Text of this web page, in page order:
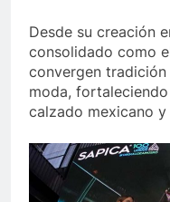
Desde su creación
consolidado como
convergen
moda,
calzado mexicano